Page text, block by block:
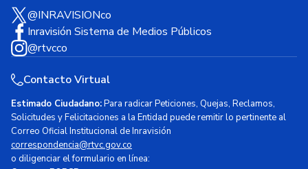
@INRAVISIONco
Inravisión Sistema de Medios Públicos
@rtvcco
Contacto Virtual
Estimado Ciudadano:Para radicar Peticiones, Quejas, Reclamos,
Solicitudes y Felicitaciones a la Entidad puede remitir lo pertinente al
Correo Oficial Institucional de Inravisión
correspondencia@rtvc.gov.co
o diligenciar el formulario en línea: